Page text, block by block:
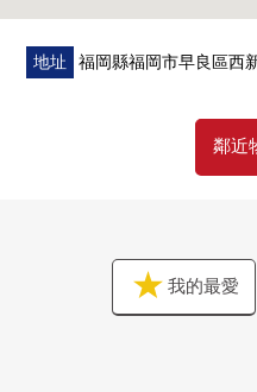
地址 福岡縣福岡市早良區西
鄰近
我的最愛